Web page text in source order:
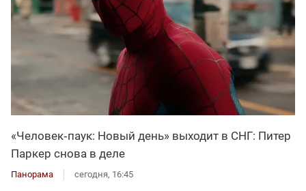
«Человек‑паук: Новый день» выходит в СНГ: Питер
Паркер снова в деле
Панорама сегодня, 16:45